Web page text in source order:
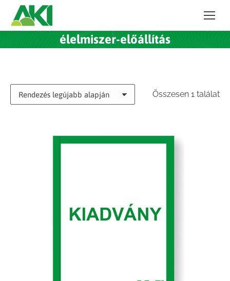
élelmiszer-előállítás
Összesen 1 találat